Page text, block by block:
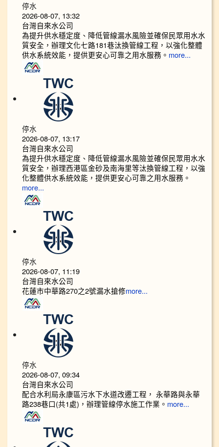
停水
2026-08-07, 13:32
台灣自來水公司
為提升供水穩定度、降低管線漏水風險並確保民眾用水水
質安全，辦理文化七路181巷汰換管線工程，以強化整體
供水系統效能，提供更安心可靠之用水服務。 more...
停水
2026-08-07, 13:17
台灣自來水公司
為提升供水穩定度、降低管線漏水風險並確保民眾用水水
質安全，辦理西港區金砂及南海里等汰換管線工程，以強
化整體供水系統效能，提供更安心可靠之用水服務。
more...
停水
2026-08-07, 11:19
台灣自來水公司
花蓮市中華路270之2號漏水搶修more...
停水
2026-08-07, 09:34
台灣自來水公司
配合水利局永康區污水下水道改遷工程， 永華路與永華
路238巷口(共1處)，辦理管線停水施工作業。 more...